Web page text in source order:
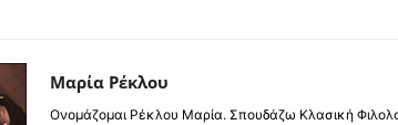
Μαρία Ρέκλου
Ονομάζομαι Ρέκλου Μαρία. Σπουδάζω Κλασική